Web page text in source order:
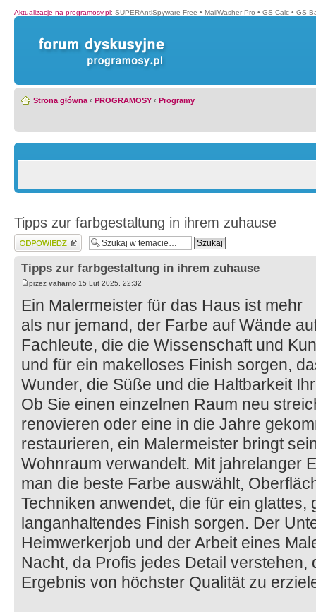
Aktualizacje na programosy.pl: SUPERAntiSpyware Free • MailWasher Pro • GS-Calc • GS-
Strona główna ‹ PROGRAMOSY ‹ Programy
Tipps zur farbgestaltung in ihrem zuhause
Wyślij odpowiedź
Tipps zur farbgestaltung in ihrem zuhause
przez vahamo 15 Lut 2025, 22:32
Ein Malermeister für das Haus ist mehr
als nur jemand, der Farbe auf Wände
Fachleute, die die Wissenschaft und
und für ein makelloses Finish sorgen,
Wunder, die Süße und die Haltbarkeit
Ob Sie einen einzelnen Raum neu
renovieren oder eine in die Jahre
restaurieren, ein Malermeister bringt
Wohnraum verwandelt. Mit jahrelanger
man die beste Farbe auswählt,
Techniken anwendet, die für ein glattes,
langanhaltendes Finish sorgen. Der
Heimwerkerjob und der Arbeit eines
Nacht, da Profis jedes Detail verstehen,
Ergebnis von höchster Qualität zu